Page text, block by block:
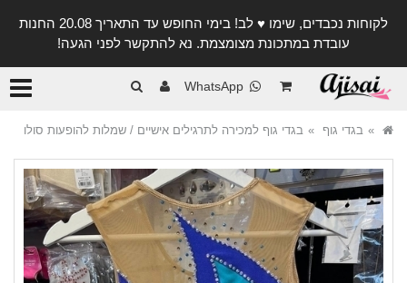
לקוחות נכבדים, שימו ♥️ לב! בימי החופש עד התאריך 20.08 החנות
עובדת במתכונת מצומצמת. נא להתקשר לפני הגעה!
WhatsApp
בגדי גוף בגדי גוף למכירה לתרגילים אישיים / שמלות להופעות סולו